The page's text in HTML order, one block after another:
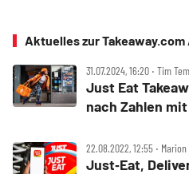
Aktuelles zur
31.07.2024, 16:20 ‧ Tim
Just Eat
nach Zahlen
22.08.2022, 12:55 ‧
Just‑Eat,